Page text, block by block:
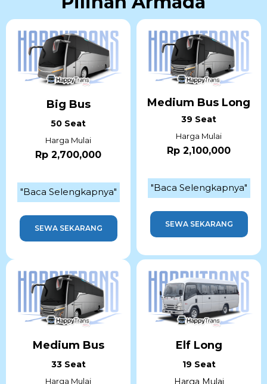
Big Bus
50 Seat
Harga Mulai
Rp 2,700,000
"Baca Selengkapnya"
SEWA SEKARANG
Medium Bus Long
39 Seat
Harga Mulai
Rp 2,100,000
"Baca Selengkapnya"
SEWA SEKARANG
Medium Bus
33 Seat
Harga Mulai
Elf Long
19 Seat
Harga Mulai